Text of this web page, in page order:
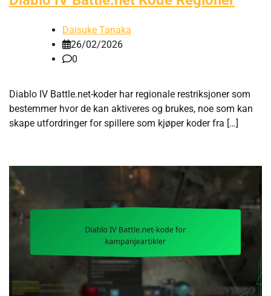
Daisuke Tanaka
26/02/2026
0
Diablo IV Battle.net-koder har regionale restriksjoner som
bestemmer hvor de kan aktiveres og brukes, noe som kan
skape utfordringer for spillere som kjøper koder fra […]